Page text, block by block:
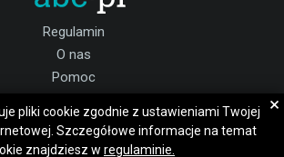
Regulamin
O nas
Pomoc
Praca Bukowno
Dołącz do nas:
pliki cookie zgodnie z ustawieniami Twojej
Szczegółowe informacje na temat
znajdziesz w regulaminie.
×